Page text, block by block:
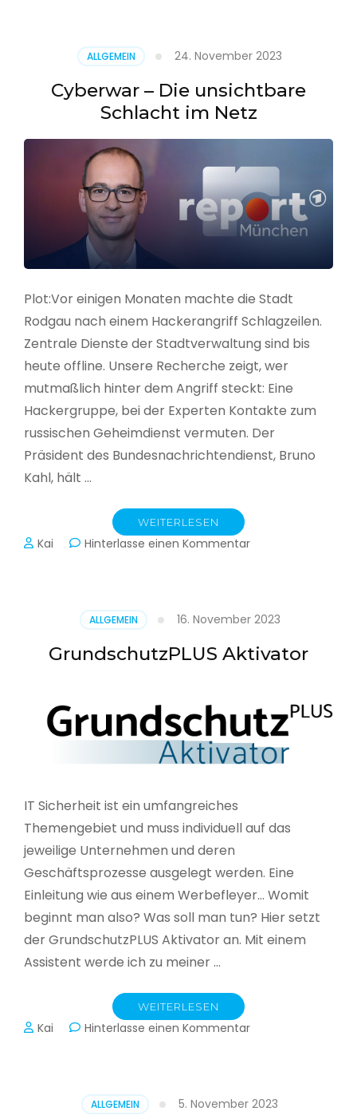
ALLGEMEIN 24. November 2023
Cyberwar – Die unsichtbare
Schlacht im Netz
Plot:Vor einigen Monaten machte die Stadt
Rodgau nach einem Hackerangriff Schlagzeilen.
Zentrale Dienste der Stadtverwaltung sind bis
heute offline. Unsere Recherche zeigt, wer
mutmaßlich hinter dem Angriff steckt: Eine
Hackergruppe, bei der Experten Kontakte zum
russischen Geheimdienst vermuten. Der
Präsident des Bundesnachrichtendienst, Bruno
Kahl, hält …
WEITERLESEN
Kai Hinterlasse einen Kommentarzu
Schlacht
im
Netz
ALLGEMEIN 16. November 2023
GrundschutzPLUS Aktivator
IT Sicherheit ist ein umfangreiches
Themengebiet und muss individuell auf das
jeweilige Unternehmen und deren
Geschäftsprozesse ausgelegt werden. Eine
Einleitung wie aus einem Werbefleyer… Womit
beginnt man also? Was soll man tun? Hier setzt
der GrundschutzPLUS Aktivator an. Mit einem
Assistent werde ich zu meiner …
WEITERLESEN
Kai Hinterlasse einen Kommentarzu
ALLGEMEIN 5. November 2023